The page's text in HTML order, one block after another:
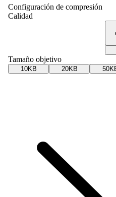
Configuración de compresión
Calidad
Tamaño objetivo
10KB 20KB